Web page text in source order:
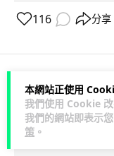
本網站正使用
我們使用 Cookie
我們的網站即表示
策 。
116 分享
科技娛樂 遊戲情
Lawton